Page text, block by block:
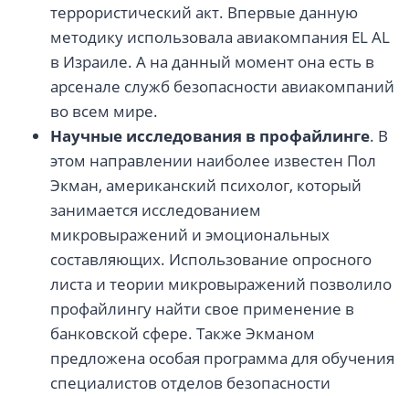
террористический акт. Впервые данную
методику использовала авиакомпания EL AL
в Израиле. А на данный момент она есть в
арсенале служб безопасности авиакомпаний
во всем мире.
Научные исследования в профайлинге. В
этом направлении наиболее известен Пол
Экман, американский психолог, который
занимается исследованием
микровыражений и эмоциональных
составляющих. Использование опросного
листа и теории микровыражений позволило
профайлингу найти свое применение в
банковской сфере. Также Экманом
предложена особая программа для обучения
специалистов отделов безопасности